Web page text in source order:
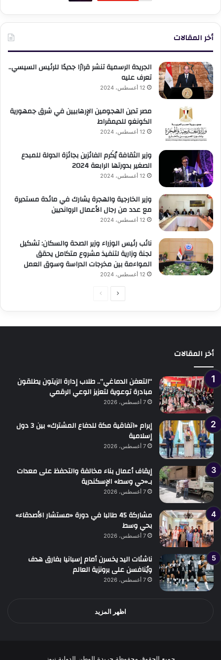
أخر المقالات
الجريدة الرسمية تنشر قرارًا جديدًا للرئيس السيسي..
تعرف عليه
12 أغسطس، 2024
مصر تدين الهجومين الإرهابيين في شرق جمهورية
الكونغو للديمقراط
12 أغسطس، 2024
وزير الثقافة يُكَرم الفائزين بجائزة الدولة للمبدع
الصغير بدورتها الرابعة 2024
12 أغسطس، 2024
وزير الخارجية والهجرة يشارك في مائدة مستديرة
مع عدد من رجال الأعمال الروانديين
12 أغسطس، 2024
نائب رئيس الوزراء وزير الصحة والسكان: تشكيل
لجنة وزارية لتنفيذ مشروع متكامل يحقق
المواءمة بين مخرجات الدراسة وسوق العمل
12 أغسطس، 2024
الصفحةالصفحة
أخر المقالات
“التعفن الدماغي”.. طلاب إدارة الزيتون يطلقون
مبادرة توعوية لتعزيز الوعي الرقمي
7 أغسطس، 2026
إبرام «اتفاقية مكة للدفاع المشترك» بين 3 دول
إسلامية
7 أغسطس، 2026
إيقاف أعمال بناء مخالفة والتحفظ على معدات
بـ«حي وسط» الإسكندرية
7 أغسطس، 2026
مشاركة 45 طالبا في دورة «مستشار الأصدقاء»
بحي وسط
7 أغسطس، 2026
ناشئات اليد يخسرن أمام إسبانيا بفارق هدف
ويُنافسن على برونزية العالم
7 أغسطس، 2026
اظهر المزيد
جميع الحقوق محفوظة جريدة الوطن الدولية نيوز